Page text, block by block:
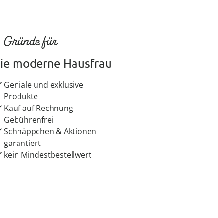
für
moderne Hausfrau
Geniale und exklusive
Produkte
Kauf auf Rechnung
Gebührenfrei
Schnäppchen & Aktionen
garantiert
kein Mindestbestellwert